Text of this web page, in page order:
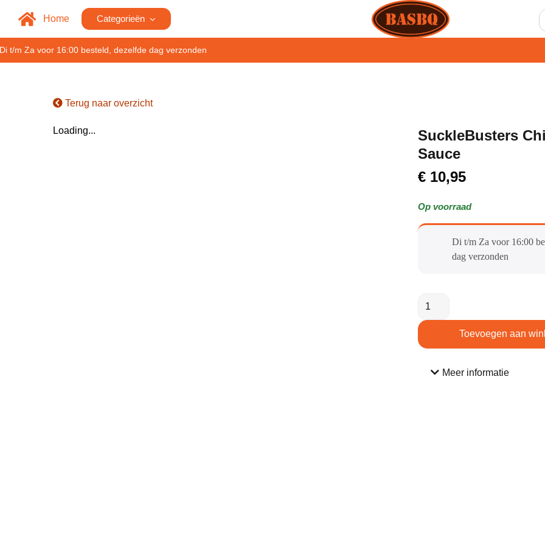
Home Categorieën
t/m Za voor 16:00 besteld, dezelfde dag verzonden
Terug naar overzicht
Loading...
SuckleBusters
Sauce
€ 10,95
Op voorraad
Di t/m Za voor 16:00
dag verzonden​
Toevoegen aan
Meer informatie